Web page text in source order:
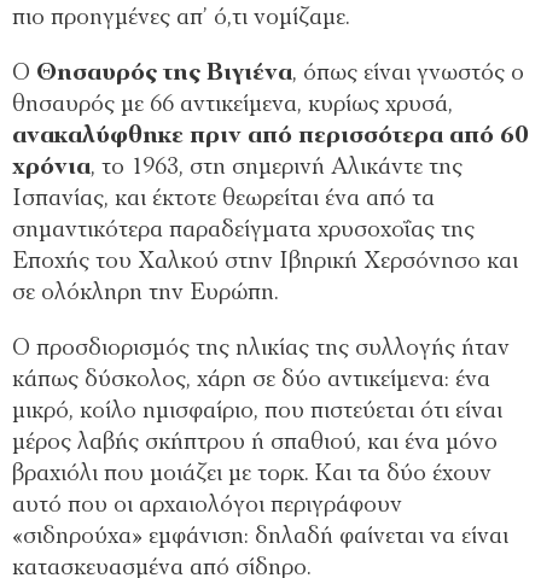
πιο προηγμένες απ’ ό,τι νομίζαμε.
Ο Θησαυρός της Βιγιένα, όπως είναι γνωστός ο
θησαυρός με 66 αντικείμενα, κυρίως χρυσά,
ανακαλύφθηκε πριν από περισσότερα από 60
χρόνια, το 1963, στη σημερινή Αλικάντε της
Ισπανίας, και έκτοτε θεωρείται ένα από τα
σημαντικότερα παραδείγματα χρυσοχοΐας της
Εποχής του Χαλκού στην Ιβηρική Χερσόνησο και
σε ολόκληρη την Ευρώπη.
Ο προσδιορισμός της ηλικίας της συλλογής ήταν
κάπως δύσκολος, χάρη σε δύο αντικείμενα: ένα
μικρό, κοίλο ημισφαίριο, που πιστεύεται ότι είναι
μέρος λαβής σκήπτρου ή σπαθιού, και ένα μόνο
βραχιόλι που μοιάζει με τορκ. Και τα δύο έχουν
αυτό που οι αρχαιολόγοι περιγράφουν
«σιδηρούχα» εμφάνιση: δηλαδή φαίνεται να είναι
κατασκευασμένα από σίδηρο.